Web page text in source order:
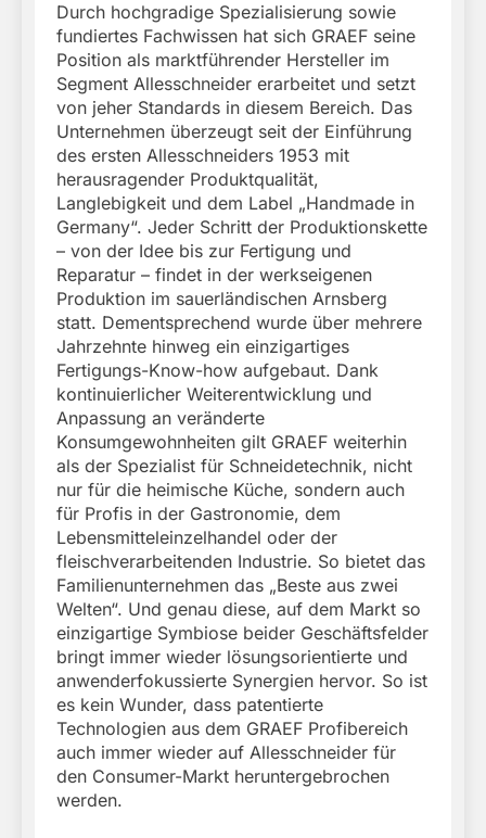
Durch hochgradige Spezialisierung sowie
fundiertes Fachwissen hat sich GRAEF seine
Position als marktführender Hersteller im
Segment Allesschneider erarbeitet und setzt
von jeher Standards in diesem Bereich. Das
Unternehmen überzeugt seit der Einführung
des ersten Allesschneiders 1953 mit
herausragender Produktqualität,
Langlebigkeit und dem Label „Handmade in
Germany“. Jeder Schritt der Produktionskette
– von der Idee bis zur Fertigung und
Reparatur – findet in der werkseigenen
Produktion im sauerländischen Arnsberg
statt. Dementsprechend wurde über mehrere
Jahrzehnte hinweg ein einzigartiges
Fertigungs-Know-how aufgebaut. Dank
kontinuierlicher Weiterentwicklung und
Anpassung an veränderte
Konsumgewohnheiten gilt GRAEF weiterhin
als der Spezialist für Schneidetechnik, nicht
nur für die heimische Küche, sondern auch
für Profis in der Gastronomie, dem
Lebensmitteleinzelhandel oder der
fleischverarbeitenden Industrie. So bietet das
Familienunternehmen das „Beste aus zwei
Welten“. Und genau diese, auf dem Markt so
einzigartige Symbiose beider Geschäftsfelder
bringt immer wieder lösungsorientierte und
anwenderfokussierte Synergien hervor. So ist
es kein Wunder, dass patentierte
Technologien aus dem GRAEF Profibereich
auch immer wieder auf Allesschneider für
den Consumer-Markt heruntergebrochen
werden.